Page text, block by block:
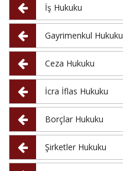
İş Hukuku
Gayrimenkul Hukuku
Ceza Hukuku
İcra İflas Hukuku
Borçlar Hukuku
Şirketler Hukuku